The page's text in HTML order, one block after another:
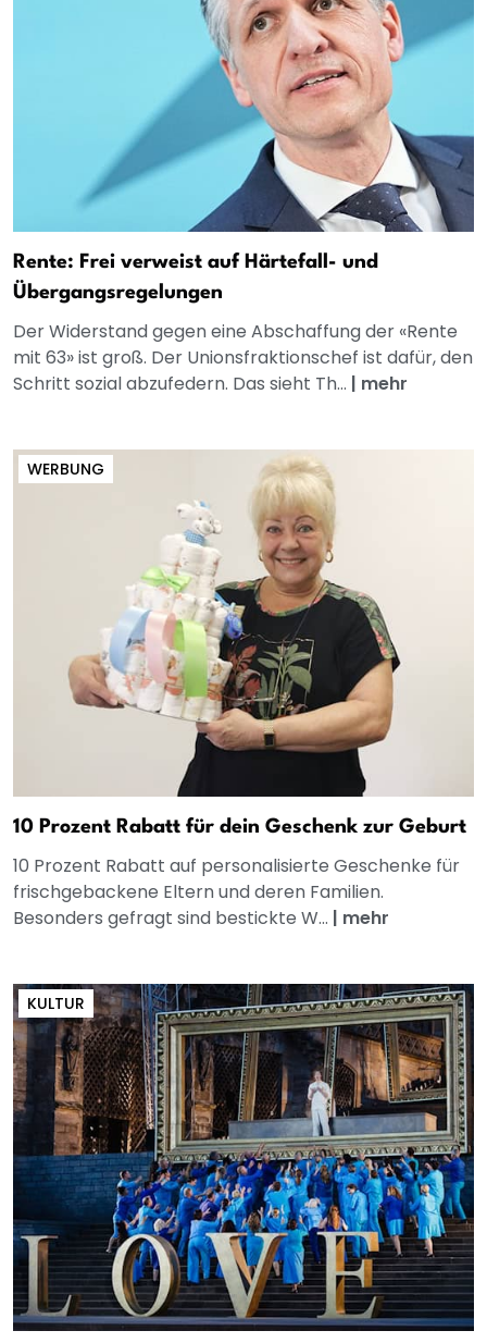
Rente: Frei verweist auf Härtefall- und
Übergangsregelungen
Der Widerstand gegen eine Abschaffung der «Rente
mit 63» ist groß. Der Unionsfraktionschef ist dafür, den
Schritt sozial abzufedern. Das sieht Th... | mehr
WERBUNG
10 Prozent Rabatt für dein Geschenk zur Geburt
10 Prozent Rabatt auf personalisierte Geschenke für
frischgebackene Eltern und deren Familien.
Besonders gefragt sind bestickte W... | mehr
KULTUR